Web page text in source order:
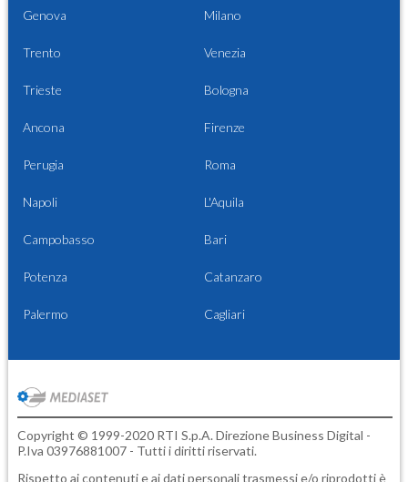
Genova Milano
Trento Venezia
Trieste Bologna
Ancona Firenze
Perugia Roma
Napoli L'Aquila
Campobasso Bari
Potenza Catanzaro
Palermo Cagliari
Copyright © 1999-2020 RTI S.p.A. Direzione Business Digital -
P.Iva 03976881007 - Tutti i diritti riservati.
Rispetto ai contenuti e ai dati personali trasmessi e/o riprodotti è